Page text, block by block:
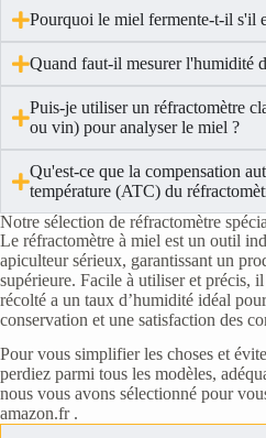
Pourquoi le miel fermente-t-il s'il
Quand faut-il mesurer l'humidité
Puis-je utiliser un réfractomètre
ou vin) pour analyser le miel ?
Qu'est-ce que la compensation
température (ATC) du
Notre sélection de réfractomètre
Le réfractomètre à miel est un outil
apiculteur sérieux, garantissant un
supérieure. Facile à utiliser et précis,
récolté a un taux d’humidité idéal
conservation et une satisfaction des
Pour vous simplifier les choses et
perdiez parmi tous les modèles,
nous vous avons sélectionné pour
amazon.fr .